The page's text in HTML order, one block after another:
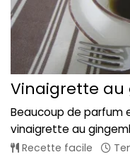
Vinaigrette
Beaucoup de
vinaigrette au
Recette facile